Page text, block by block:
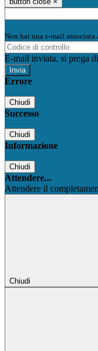
Non hai una e-mail
E-mail inviata, si prega
Errore
Chiudi
Successo
Chiudi
Informazione
Chiudi
Attendere...
Attendere il
Chiudi